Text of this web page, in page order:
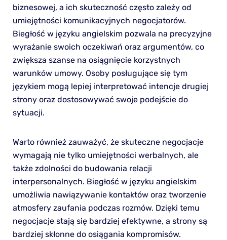
biznesowej, a ich skuteczność często zależy od
umiejętności komunikacyjnych negocjatorów.
Biegłość w języku angielskim pozwala na precyzyjne
wyrażanie swoich oczekiwań oraz argumentów, co
zwiększa szanse na osiągnięcie korzystnych
warunków umowy. Osoby posługujące się tym
językiem mogą lepiej interpretować intencje drugiej
strony oraz dostosowywać swoje podejście do
sytuacji.
Warto również zauważyć, że skuteczne negocjacje
wymagają nie tylko umiejętności werbalnych, ale
także zdolności do budowania relacji
interpersonalnych. Biegłość w języku angielskim
umożliwia nawiązywanie kontaktów oraz tworzenie
atmosfery zaufania podczas rozmów. Dzięki temu
negocjacje stają się bardziej efektywne, a strony są
bardziej skłonne do osiągania kompromisów.